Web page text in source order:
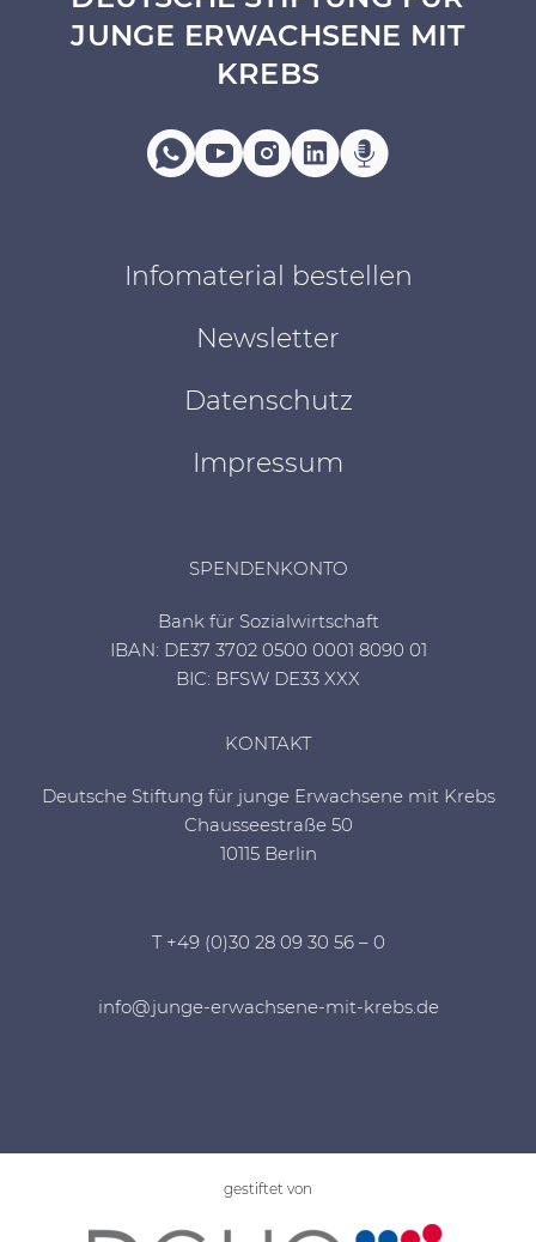
JUNGE ERWACHSENE MIT
KREBS
Infomaterial bestellen
Newsletter
Datenschutz
Impressum
SPENDENKONTO
Bank für Sozialwirtschaft
IBAN: DE37 3702 0500 0001 8090 01
BIC: BFSW DE33 XXX
KONTAKT
Deutsche Stiftung für junge Erwachsene mit Krebs
Chausseestraße 50
10115 Berlin
T +49 (0)30 28 09 30 56 – 0
info@junge-erwachsene-mit-krebs.de
gestiftet von